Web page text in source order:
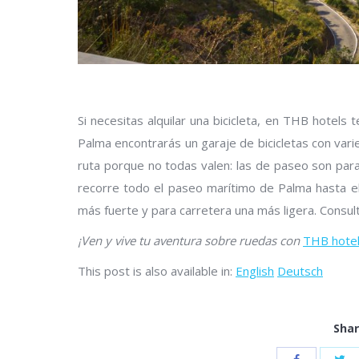
Si necesitas alquilar una bicicleta, en THB
Palma encontrarás un garaje de bicicletas con
ruta porque no todas valen: las de paseo son
recorre todo el paseo marítimo de Palma hasta
más fuerte y para carretera una más ligera.
¡Ven y vive tu aventura sobre ruedas con THB
This post is also available in: English Deutsch